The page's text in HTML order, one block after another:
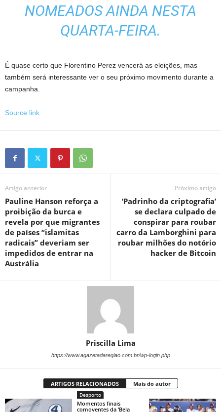
NOMEADOS AINDA NESTA
QUARTA-FEIRA.
É quase certo que Florentino Perez vencerá as eleições, mas
também será interessante ver o seu próximo movimento durante a
campanha.
Source link
Artigo anterior
Pauline Hanson reforça a
proibição da burca e
revela por que migrantes
de países “islamitas
radicais” deveriam ser
impedidos de entrar na
Austrália
Próximo artigo
‘Padrinho da criptografia’
se declara culpado de
conspirar para roubar
carro da Lamborghini para
roubar milhões do notório
hacker de Bitcoin
Priscilla Lima
https://www.agazetadaregiao.com.br/wp-login.php
ARTIGOS RELACIONADOS Mais do autor
Desporto
Momentos finais
comoventes da ‘Bela